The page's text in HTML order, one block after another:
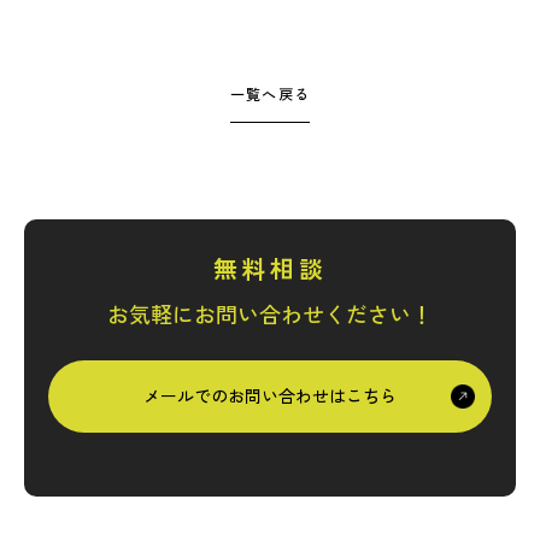
一覧へ戻る
無料相談
お気軽にお問い合わせください！
メールでのお問い合わせはこちら